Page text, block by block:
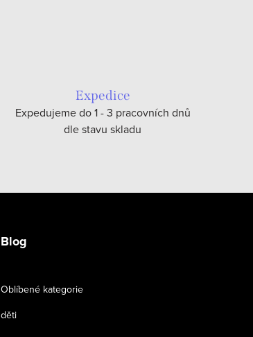
Expedice
Expedujeme do 1 - 3 pracovních dnů
dle stavu skladu
Blog
Oblíbené kategorie
děti